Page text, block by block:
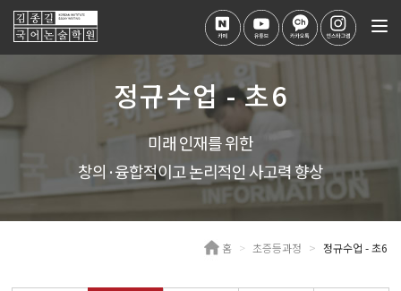
정규수업 - 초6
미래 인재를 위한
창의·융합적이고 논리적인 사고력 향상
홈 초증등과정 정규수업 - 초6